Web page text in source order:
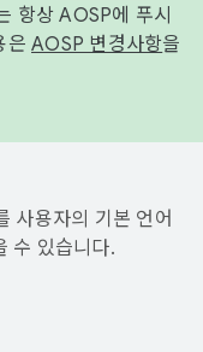
항상 AOSP에 푸시
은 AOSP 변경사항을
사용자의 기본 언어
수 있습니다.